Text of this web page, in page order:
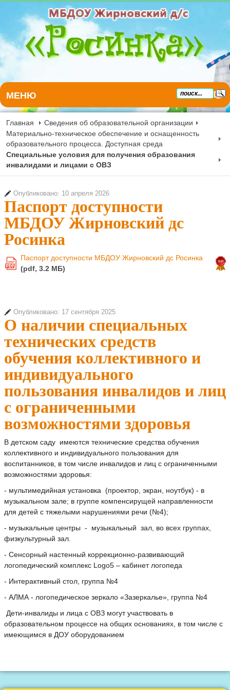
МЕНЮ
Главная
Сведения об образовательной организации
Материально-техническое обеспечение и оснащенность
образовательного процесса. Доступная среда
Специальные условия для получения образования
инвалидами и лицами с ОВЗ
Опубликовано: 10 апреля 2026
Паспорт доступности
МБДОУ Жирновский дс
Росинка
PDF
Паспорт доступности МБДОУ Жирновский дс Росинка
(pdf, 3.2 MБ)
Опубликовано: 17 сентября 2025
О наличии специальных
технических средств
обучения коллективного и
индивидуального
пользования инвалидов и лиц
с ограниченными
возможностями здоровья
В детском саду имеются технические средства обучения
коллективного и индивидуального пользования для
воспитанников, в том числе инвалидов и лиц с ограниченными
возможностями здоровья:
- мультимедийная установка (проектор, экран, ноутбук) - в
музыкальном зале; в группе компенсирущей направленности
для детей с тяжелыми нарушениями речи (№4);
- музыкальные центры - музыкальный зал, во всех группах,
физкультурный зал.
- Сенсорный настенный коррекционно-развивающий
логопедический комплекс Logo5 – кабинет логопеда
- Интерактивный стол, группа №4
- АЛМА - логопедическое зеркало «Зазеркалье», группа №4
Дети-инвалиды и лица с ОВЗ могут участвовать в
образовательном процессе на общих основаниях, в том числе с
имеющимся в ДОУ оборудованием